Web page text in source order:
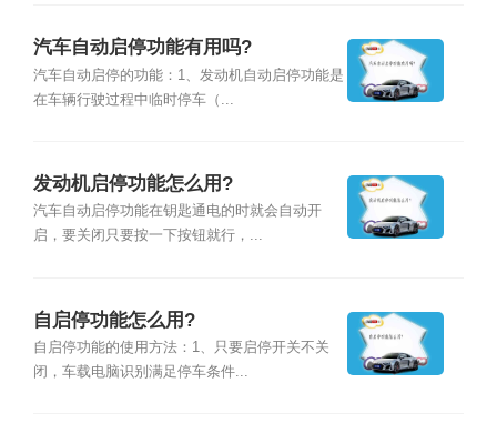
汽车自动启停功能有用吗?
汽车自动启停的功能：1、发动机自动启停功能是
在车辆行驶过程中临时停车（...
发动机启停功能怎么用?
汽车自动启停功能在钥匙通电的时就会自动开
启，要关闭只要按一下按钮就行，...
自启停功能怎么用?
自启停功能的使用方法：1、只要启停开关不关
闭，车载电脑识别满足停车条件...